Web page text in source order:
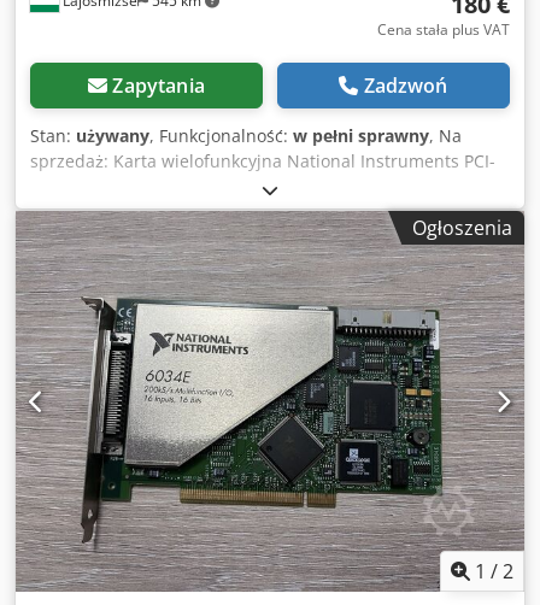
Cena stała plus VAT
Zapytania Zadzwoń
Stan: używany, Funkcjonalność: w pełni sprawny, Na
sprzedaż: Karta wielofunkcyjna National Instruments PCI-
6229 DAQ I/O, w pełni sprawna. Producent: National
Instruments (NI) Model: PCI-6229 Numer katalogowy:
191329E-01L Stan: Używana – w pełni przetestowana i
sprawna Testowana: NI MAX – potwierdzono działanie
Wejścia analogowe: 32 AI (16-bitowe, 250 kS/s) Wyjścia
analogowe: 4 AO Wejścia/wyjścia cyfrowe: 48 DIO Liczniki:
Dwa 32-bitowe liczniki/timery Interfejs: PCI Dodpfozq Akqsx
Ailokr Sterownik: Kompatybilny z NI-DAQmx Testowana i
potwierdzona jako sprawna za pomocą oprogramowania NI
MAX. Działanie wszystkich kanałów analogowych i
cyfrowych zostało potwierdzone. Kompatybilna z LabVIEW i
LabWindows/CVI. Usunięta z działającego środowiska
przemysłowego, bez stwierdzonych usterek. Wysyłka z
Węgier. Dostępna wysyłka międzynarodowa. Starannie
zapakowana z zabezpieczeniem antystatycznym.
Ogłoszenia
1 /2